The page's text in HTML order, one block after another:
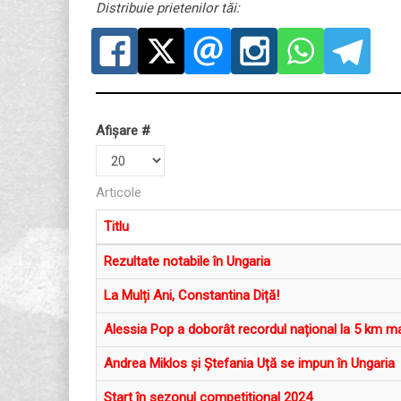
Distribuie prietenilor tăi:
Afișare #
Articole
Titlu
Rezultate notabile în Ungaria
La Mulți Ani, Constantina Diță!
Alessia Pop a doborât recordul național la 5 km
Andrea Miklos și Ștefania Uță se impun în Ungaria
Start în sezonul competițional 2024